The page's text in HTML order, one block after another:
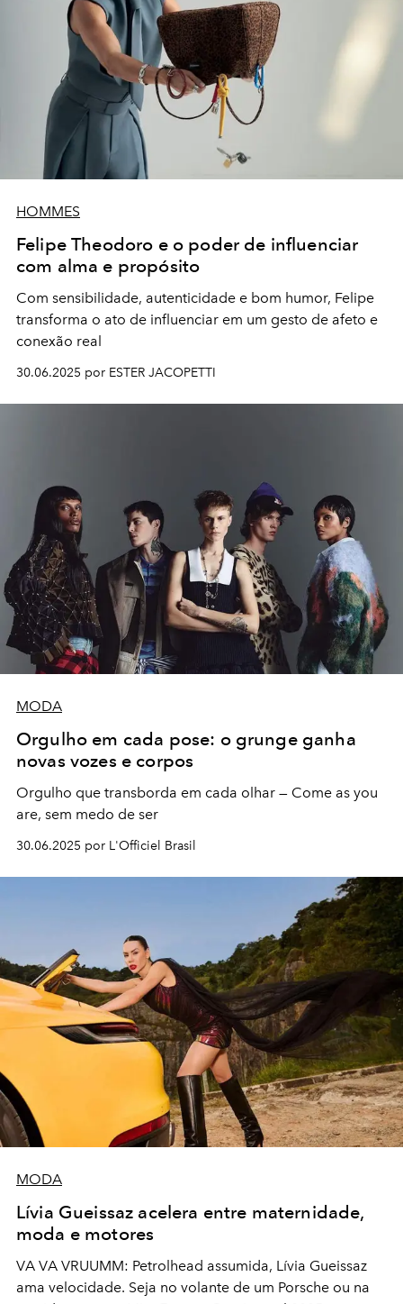
HOMMES
Felipe Theodoro e o poder de influenciar
com alma e propósito
Com sensibilidade, autenticidade e bom humor, Felipe
transforma o ato de influenciar em um gesto de afeto e
conexão real
30.06.2025 por ESTER JACOPETTI
MODA
Orgulho em cada pose: o grunge ganha
novas vozes e corpos
Orgulho que transborda em cada olhar — Come as you
are, sem medo de ser
30.06.2025 por L'Officiel Brasil
MODA
Lívia Gueissaz acelera entre maternidade,
moda e motores
VA VA VRUUMM: Petrolhead assumida, Lívia Gueissaz
ama velocidade. Seja no volante de um Porsche ou na